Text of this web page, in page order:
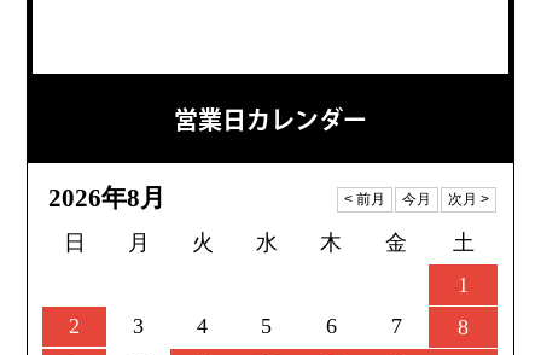
営業日カレンダー
2026年8月
日 月 火 水 木 金
土
1
2
3 4 5 6 7
8